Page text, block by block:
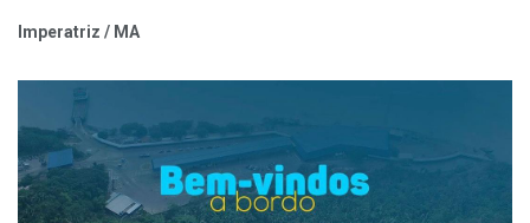
Imperatriz / MA